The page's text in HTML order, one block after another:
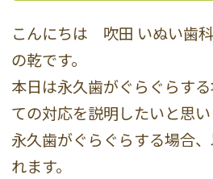
こんにちは 吹田 いぬい歯
の乾です。
本日は永久歯がぐらぐらす
ての対応を説明したいと思い
永久歯がぐらぐらする場合
れます。